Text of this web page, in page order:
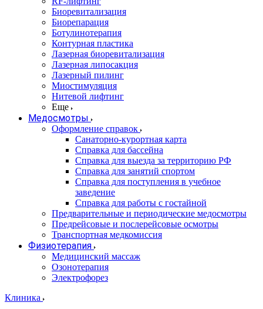
Биоревитализация
Биорепарация
Ботулинотерапия
Контурная пластика
Лазерная биоревитализация
Лазерная липосакция
Лазерный пилинг
Миостимуляция
Нитевой лифтинг
Еще
Медосмотры
Оформление справок
Санаторно-курортная карта
Справка для бассейна
Справка для выезда за территорию РФ
Справка для занятий спортом
Справка для поступления в учебное
заведение
Справка для работы с гостайной
Предварительные и периодические медосмотры
Предрейсовые и послерейсовые осмотры
Транспортная медкомиссия
Физиотерапия
Медицинский массаж
Озонотерапия
Электрофорез
Клиника